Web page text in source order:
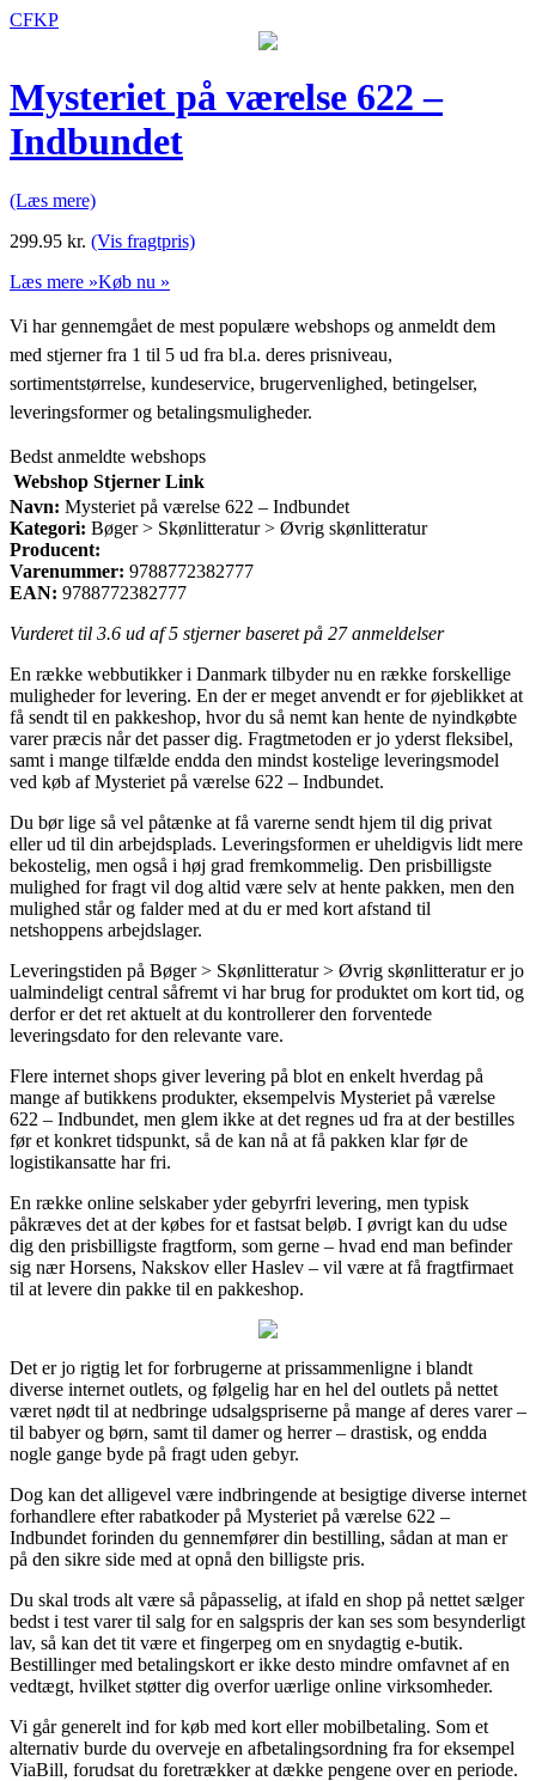
CFKP
Mysteriet på værelse 622 –
Indbundet
(Læs mere)
299.95 kr. (Vis fragtpris)
Læs mere »Køb nu »
Vi har gennemgået de mest populære webshops og anmeldt dem
med stjerner fra 1 til 5 ud fra bl.a. deres prisniveau,
sortimentstørrelse, kundeservice, brugervenlighed, betingelser,
leveringsformer og betalingsmuligheder.
Bedst anmeldte webshops
Webshop Stjerner Link
Navn: Mysteriet på værelse 622 – Indbundet
Kategori: Bøger > Skønlitteratur > Øvrig skønlitteratur
Producent:
Varenummer: 9788772382777
EAN: 9788772382777
Vurderet til 3.6 ud af 5 stjerner baseret på 27anmeldelser
En række webbutikker i Danmark tilbyder nu en række forskellige
muligheder for levering. En der er meget anvendt er for øjeblikket at
få sendt til en pakkeshop, hvor du så nemt kan hente de nyindkøbte
varer præcis når det passer dig. Fragtmetoden er jo yderst fleksibel,
samt i mange tilfælde endda den mindst kostelige leveringsmodel
ved køb af Mysteriet på værelse 622 – Indbundet.
Du bør lige så vel påtænke at få varerne sendt hjem til dig privat
eller ud til din arbejdsplads. Leveringsformen er uheldigvis lidt mere
bekostelig, men også i høj grad fremkommelig. Den prisbilligste
mulighed for fragt vil dog altid være selv at hente pakken, men den
mulighed står og falder med at du er med kort afstand til
netshoppens arbejdslager.
Leveringstiden på Bøger > Skønlitteratur > Øvrig skønlitteratur er jo
ualmindeligt central såfremt vi har brug for produktet om kort tid, og
derfor er det ret aktuelt at du kontrollerer den forventede
leveringsdato for den relevante vare.
Flere internet shops giver levering på blot en enkelt hverdag på
mange af butikkens produkter, eksempelvis Mysteriet på værelse
622 – Indbundet, men glem ikke at det regnes ud fra at der bestilles
før et konkret tidspunkt, så de kan nå at få pakken klar før de
logistikansatte har fri.
En række online selskaber yder gebyrfri levering, men typisk
påkræves det at der købes for et fastsat beløb. I øvrigt kan du udse
dig den prisbilligste fragtform, som gerne – hvad end man befinder
sig nær Horsens, Nakskov eller Haslev – vil være at få fragtfirmaet
til at levere din pakke til en pakkeshop.
Det er jo rigtig let for forbrugerne at prissammenligne i blandt
diverse internet outlets, og følgelig har en hel del outlets på nettet
været nødt til at nedbringe udsalgspriserne på mange af deres varer –
til babyer og børn, samt til damer og herrer – drastisk, og endda
nogle gange byde på fragt uden gebyr.
Dog kan det alligevel være indbringende at besigtige diverse internet
forhandlere efter rabatkoder på Mysteriet på værelse 622 –
Indbundet forinden du gennemfører din bestilling, sådan at man er
på den sikre side med at opnå den billigste pris.
Du skal trods alt være så påpasselig, at ifald en shop på nettet sælger
bedst i test varer til salg for en salgspris der kan ses som besynderligt
lav, så kan det tit være et fingerpeg om en snydagtig e-butik.
Bestillinger med betalingskort er ikke desto mindre omfavnet af en
vedtægt, hvilket støtter dig overfor uærlige online virksomheder.
Vi går generelt ind for køb med kort eller mobilbetaling. Som et
alternativ burde du overveje en afbetalingsordning fra for eksempel
ViaBill, forudsat du foretrækker at dække pengene over en periode.